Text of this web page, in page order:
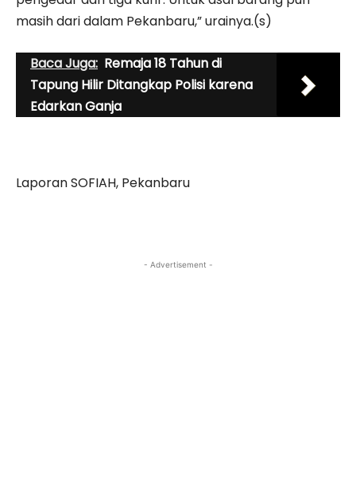
masih dari dalam Pekanbaru,” urainya.(s)
Baca Juga: Remaja 18 Tahun di
Tapung Hilir Ditangkap Polisi karena
Edarkan Ganja
Laporan SOFIAH, Pekanbaru
- Advertisement -